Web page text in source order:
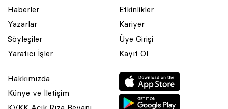
Haberler
Yazarlar
Söyleşiler
Yaratıcı İşler
Etkinlikler
Kariyer
Üye Girişi
Kayıt Ol
Hakkımızda
Künye ve İletişim